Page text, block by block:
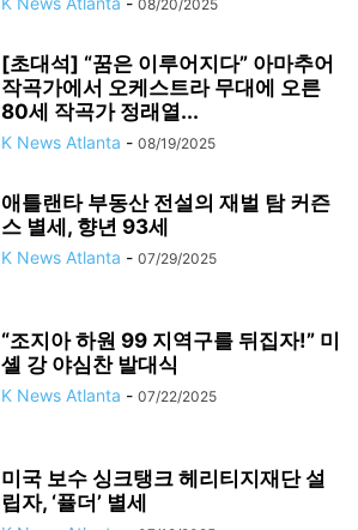
08/20/2025
[초대석] “꿈은 이루어지다” 아마추어
작곡가에서 오케스트라 무대에 오른
80세 작곡가 정래열...
K News Atlanta - 08/19/2025
애틀랜타 부동산 전설의 재벌 탐 커즌
스 별세, 향년 93세
K News Atlanta - 07/29/2025
“조지아 하원 99 지역구를 뒤집자!” 미
셸 강 야심찬 발대식
K News Atlanta - 07/22/2025
미국 보수 싱크탱크 헤리티지재단 설
립자, ‘퓰더’ 별세